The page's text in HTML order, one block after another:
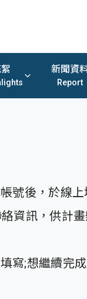
新聞資
Report
號後，於線上
資訊，供計
寫;想繼續完